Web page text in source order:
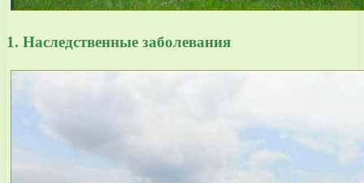
1. Наследственные заболевания